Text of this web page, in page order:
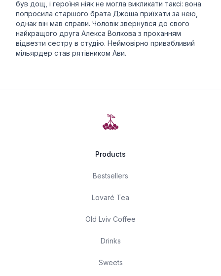
був дощ, і героїня ніяк не могла викликати таксі: вона
попросила старшого брата Джоша приїхати за нею,
однак він мав справи. Чоловік звернувся до свого
найкращого друга Алекса Волкова з проханням
відвезти сестру в студію. Неймовірно привабливий
мільярдер став рятівником Ави.
Products
Bestsellers
Lovaré Tea
Old Lviv Coffee
Drinks
Sweets